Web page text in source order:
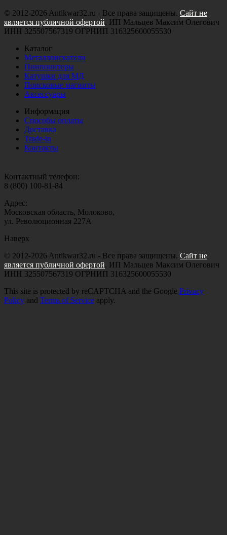
© 2012-2026 Antikwar32.ru - Все права защищены. Сайт не
является публичной офертой. ИП Мальцев Максим Олегович
ИНН 325507567319 ОГРНИП 316325600055530
Каталог
Металлоискатели
Пинпоинтеры
Катушки для МД
Поисковые магниты
Аксессуары
Информация
Способы оплаты
Доставка
Trade-in
Контакты
Контактный телефон:
8 (800) 100-81-84
Адрес:
Московская область, Молоково,
ул. Революционная 227А
Наверх
© 2012-2026 Antikwar32.ru - Все права защищены. Сайт не
является публичной офертой. ИП Мальцев Максим Олегович
ИНН 325507567319 ОГРНИП 316325600055530
This site is protected by reCAPTCHA and the Google Privacy
Policy and Terms of Service apply.